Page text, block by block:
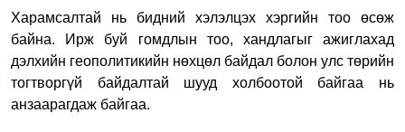
Харамсалтай нь бидний хэлэлцэх хэргийн тоо өсөж
байна. Ирж буй гомдлын тоо, хандлагыг ажиглахад
дэлхийн геополитикийн нөхцөл байдал болон улс төрийн
тогтворгүй байдалтай шууд холбоотой байгаа нь
анзаарагдаж байгаа.